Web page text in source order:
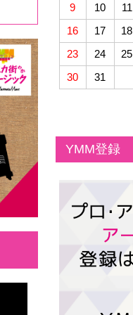
9 10 11
16
17 18
23
24 25
30
31
YMM登録